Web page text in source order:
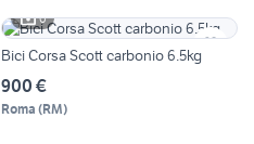
6
Bici Corsa Scott carbonio 6.5kg
900 €
Roma (RM)